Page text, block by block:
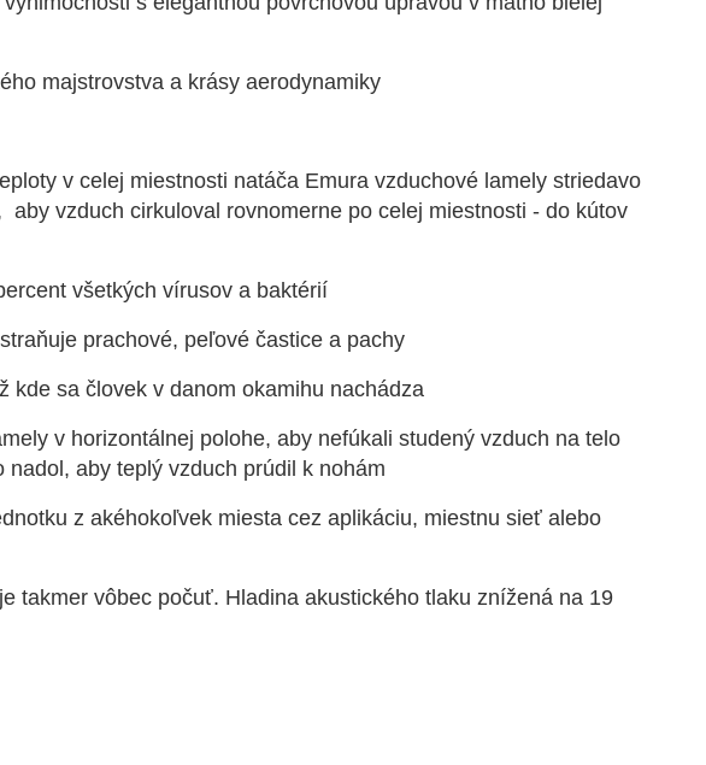
majstrovstva a krásy aerodynamiky
v celej miestnosti natáča Emura vzduchové lamely striedavo
vzduch cirkuloval rovnomerne po celej miestnosti - do kútov
všetkých vírusov a baktérií
prachové, peľové častice a pachy
kde sa človek v danom okamihu nachádza
v horizontálnej polohe, aby nefúkali studený vzduch na telo
aby teplý vzduch prúdil k nohám
z akéhokoľvek miesta cez aplikáciu, miestnu sieť alebo
takmer vôbec počuť. Hladina akustického tlaku znížená na 19